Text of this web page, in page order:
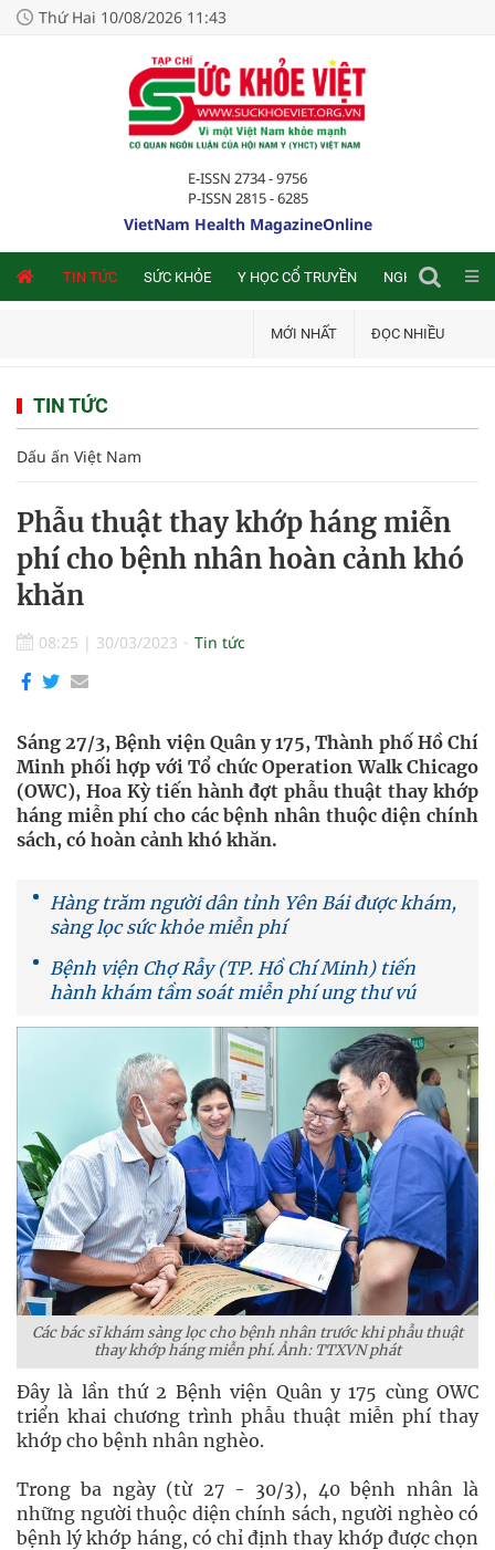
Thứ Hai 10/08/2026 11:43
E-ISSN 2734 - 9756
P-ISSN 2815 - 6285
VietNam Health MagazineOnline
TIN TỨC SỨC KHỎE Y HỌC CỔ TRUYỀN NGHIÊN CỨU
MỚI NHẤT ĐỌC NHIỀU
TIN TỨC
Dấu ấn Việt Nam
Phẫu thuật thay khớp háng miễn
phí cho bệnh nhân hoàn cảnh khó
khăn
08:25 | 30/03/2023 Tin tức
Sáng 27/3, Bệnh viện Quân y 175, Thành phố Hồ Chí
Minh phối hợp với Tổ chức Operation Walk Chicago
(OWC), Hoa Kỳ tiến hành đợt phẫu thuật thay khớp
háng miễn phí cho các bệnh nhân thuộc diện chính
sách, có hoàn cảnh khó khăn.
Hàng trăm người dân tỉnh Yên Bái được khám,
sàng lọc sức khỏe miễn phí
Bệnh viện Chợ Rẫy (TP. Hồ Chí Minh) tiến
hành khám tầm soát miễn phí ung thư vú
Các bác sĩ khám sàng lọc cho bệnh nhân trước khi phẫu thuật
thay khớp háng miễn phí. Ảnh: TTXVN phát
Đây là lần thứ 2 Bệnh viện Quân y 175 cùng OWC
triển khai chương trình phẫu thuật miễn phí thay
khớp cho bệnh nhân nghèo.
Trong ba ngày (từ 27 - 30/3), 40 bệnh nhân là
những người thuộc diện chính sách, người nghèo có
bệnh lý khớp háng, có chỉ định thay khớp được chọn